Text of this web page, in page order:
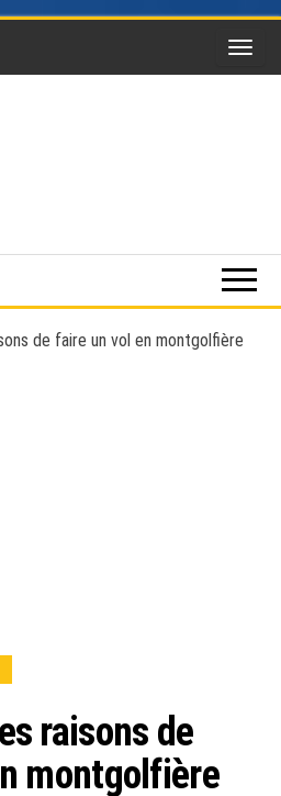
extrême,
Kitesurf,
de faire un vol en montgolfière
raisons de
montgolfière